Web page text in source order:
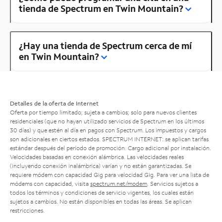
tienda de Spectrum en Twin Mountain?
¿Hay una tienda de Spectrum cerca de mí
en Twin Mountain?
Detalles de la oferta de Internet
Oferta por tiempo limitado; sujeta a cambios; solo para nuevos clientes
residenciales (que no hayan utilizado servicios de Spectrum en los últimos
30 días) y que estén al día en pagos con Spectrum. Los impuestos y cargos
son adicionales en ciertos estados. SPECTRUM INTERNET: se aplican tarifas
estándar después del período de promoción. Cargo adicional por instalación.
Velocidades basadas en conexión alámbrica. Las velocidades reales
(incluyendo conexión inalámbrica) varían y no están garantizadas. Se
requiere módem con capacidad Gig para velocidad Gig. Para ver una lista de
módems con capacidad, visita spectrum.net/modem . Servicios sujetos a
todos los términos y condiciones de servicio vigentes, los cuales están
sujetos a cambios. No están disponibles en todas las áreas. Se aplican
restricciones.